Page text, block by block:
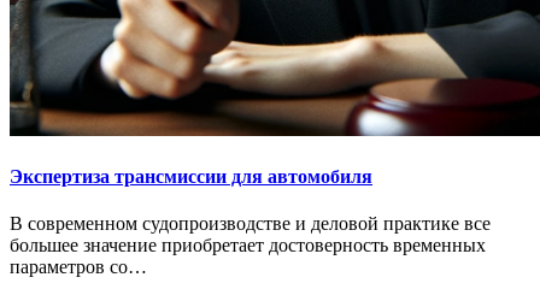
Экспертиза трансмиссии для автомобиля
В современном судопроизводстве и деловой практике все
большее значение приобретает достоверность временных
параметров со…